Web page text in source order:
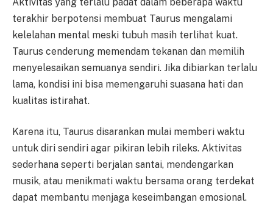
terakhir berpotensi membuat Taurus mengalami
kelelahan mental meski tubuh masih terlihat kuat.
Taurus cenderung memendam tekanan dan memilih
menyelesaikan semuanya sendiri. Jika dibiarkan terlalu
lama, kondisi ini bisa memengaruhi suasana hati dan
kualitas istirahat.
Karena itu, Taurus disarankan mulai memberi waktu
untuk diri sendiri agar pikiran lebih rileks. Aktivitas
sederhana seperti berjalan santai, mendengarkan
musik, atau menikmati waktu bersama orang terdekat
dapat membantu menjaga keseimbangan emosional.